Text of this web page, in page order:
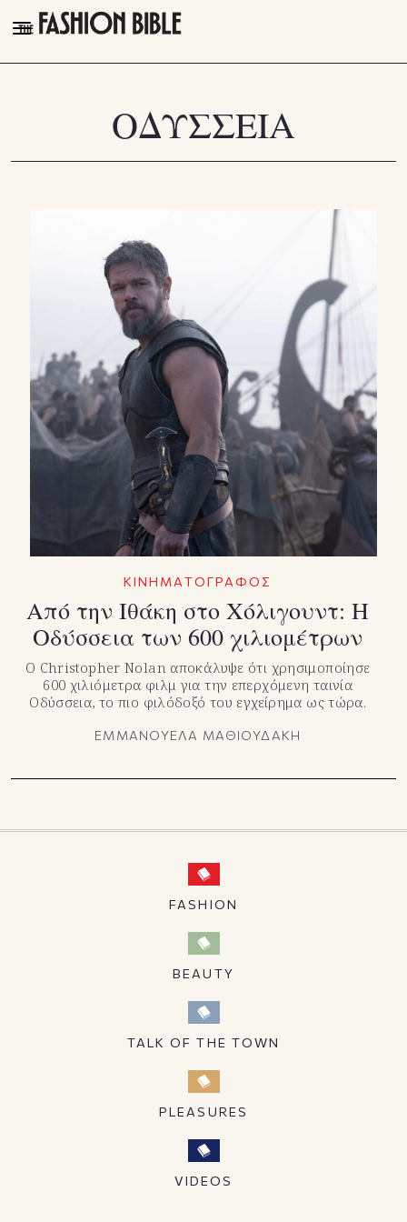
THE FASHION BIBLE
Instagram
Youtube
TikTok
X(Twitter)
ΟΔΥΣΣΕΙΑ
ΚΙΝΗΜΑΤΟΓΡΑΦΟΣ
Από την Ιθάκη στο Χόλιγουντ: Η
Οδύσσεια των 600 χιλιομέτρων
Ο Christopher Nolan αποκάλυψε ότι χρησιμοποίησε
600 χιλιόμετρα φιλμ για την επερχόμενη ταινία
Οδύσσεια, το πιο φιλόδοξό του εγχείρημα ως τώρα.
ΕΜΜΑΝΟΥΕΛΑ ΜΑΘΙΟΥΔΑΚΗ
FASHION
BEAUTY
TALK OF THE TOWN
PLEASURES
VIDEOS